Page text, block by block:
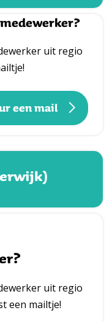
uit regio
een mail
uit regio
een mailtje!